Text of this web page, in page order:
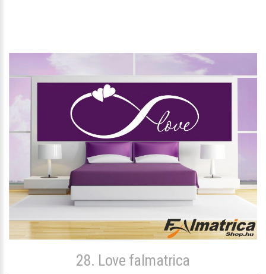
28. Love falmatrica